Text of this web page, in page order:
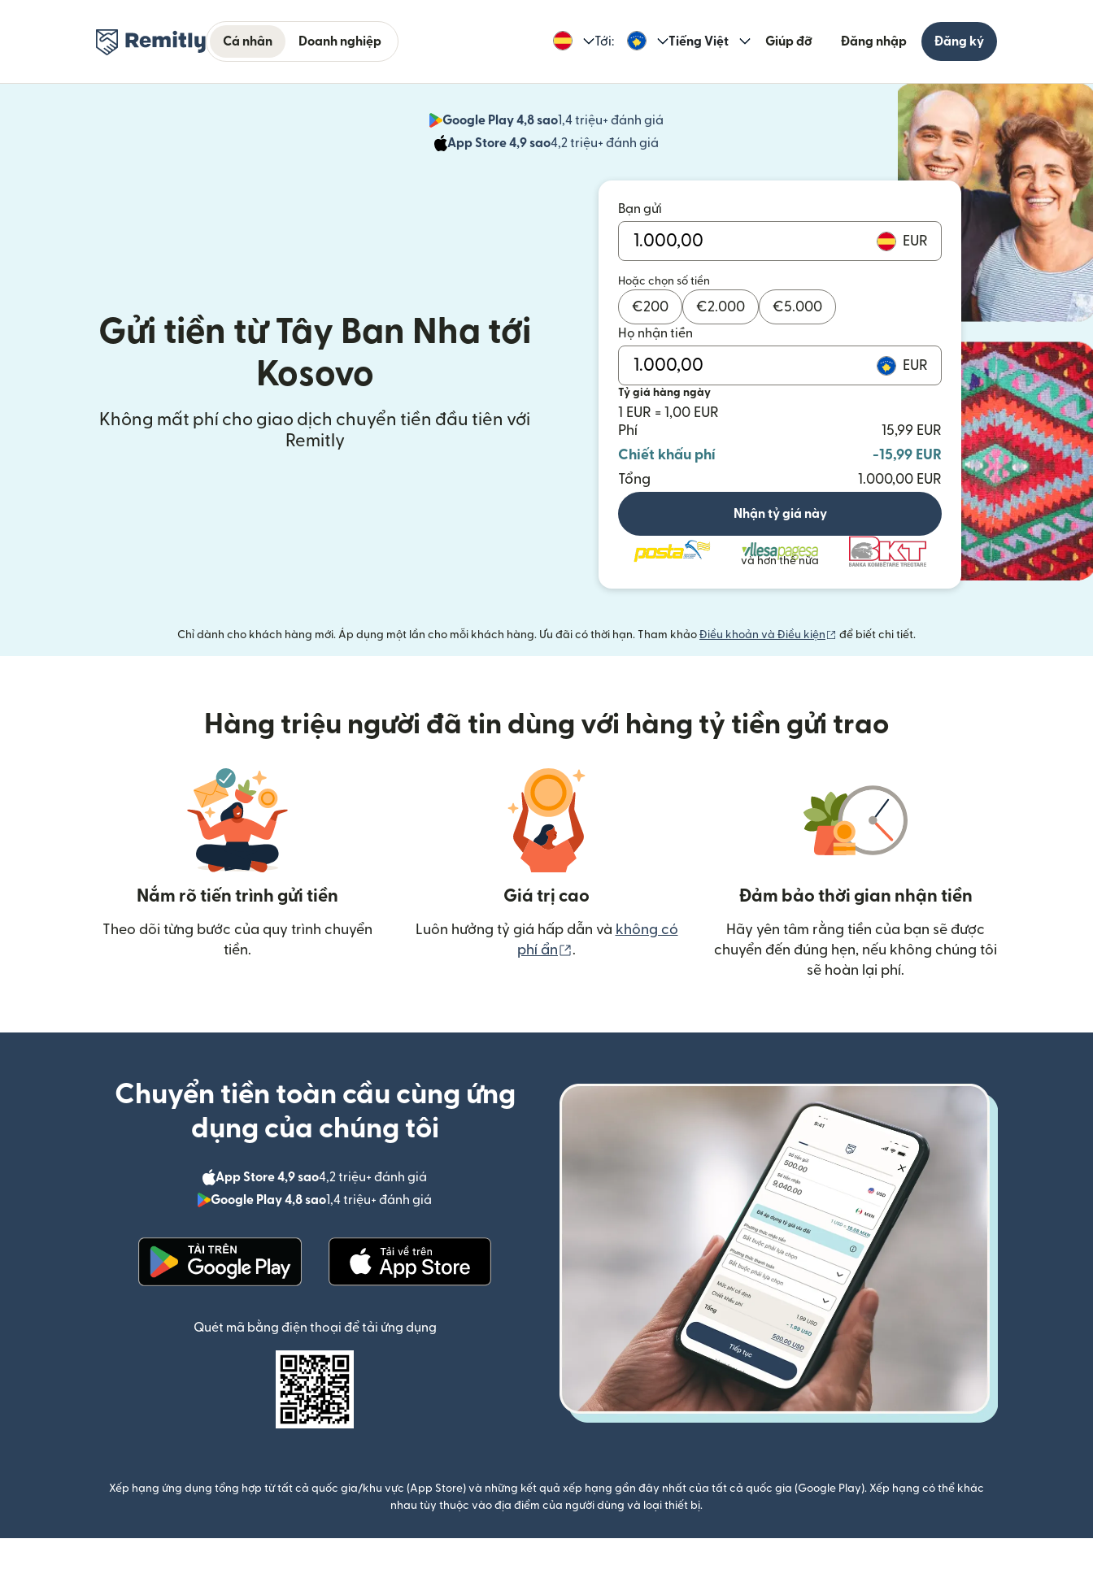
Cá nhân Doanh nghiệp Tới: Tiếng Việt Giúp đỡ Đăng nhập Đăng ký
Google Play 4,8 sao1,4 triệu+ đánh giá
App Store 4,9 sao4,2 triệu+ đánh giá
Gửi tiền từ Tây Ban Nha tới
Kosovo
Không mất phí cho giao dịch chuyển tiền đầu tiên với
Remitly
Bạn gửi
EUR
Hoặc chọn số tiền
€200 €2.000 €5.000
Họ nhận tiền
EUR
Tỷ giá hàng ngày
1 EUR = 1,00 EUR
Phí
15,99 EUR
Chiết khấu phí
-15,99 EUR
Tổng
1.000,00 EUR
Nhận tỷ giá này
và hơn thế nữa
Chỉ dành cho khách hàng mới. Áp dụng một lần cho mỗi khách hàng. Ưu đãi có thời hạn. Tham khảo Điều khoản và Điều kiện (mở trong cửa sổ mới)
để biết chi tiết.
Hàng triệu người đã tin dùng với hàng tỷ tiền gửi trao
Nắm rõ tiến trình gửi tiền
Theo dõi từng bước của quy trình chuyển
tiền.
Giá trị cao
Luôn hưởng tỷ giá hấp dẫn và không có
phí ẩn
(mở trong cửa sổ mới)
.
Đảm bảo thời gian nhận tiền
Hãy yên tâm rằng tiền của bạn sẽ được
chuyển đến đúng hẹn, nếu không chúng tôi
sẽ hoàn lại phí.
Chuyển tiền toàn cầu cùng ứng
dụng của chúng tôi
App Store 4,9 sao4,2 triệu+ đánh giá
Google Play 4,8 sao1,4 triệu+ đánh giá
Quét mã bằng điện thoại để tải ứng dụng
Xếp hạng ứng dụng tổng hợp từ tất cả quốc gia/khu vực (App Store) và những kết quả xếp hạng gần đây nhất của tất cả quốc gia (Google Play). Xếp hạng có thể khác
nhau tùy thuộc vào địa điểm của người dùng và loại thiết bị.